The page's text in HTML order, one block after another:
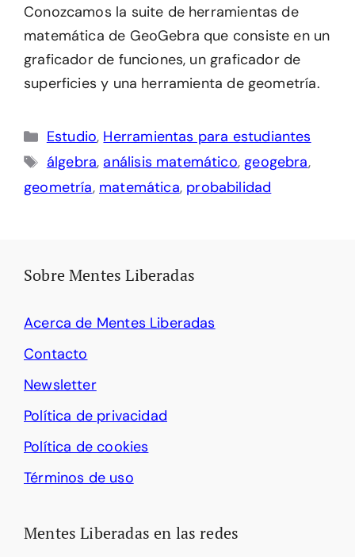
Conozcamos la suite de herramientas de
matemática de GeoGebra que consiste en un
graficador de funciones, un graficador de
superficies y una herramienta de geometría.
Categorías
Estudio, Herramientas para estudiantes
Etiquetas
álgebra, análisis matemático,geogebra,
geometría, matemática, probabilidad
Sobre Mentes Liberadas
Acerca de Mentes Liberadas
Contacto
Newsletter
Política de privacidad
Política de cookies
Términos de uso
Mentes Liberadas en las redes